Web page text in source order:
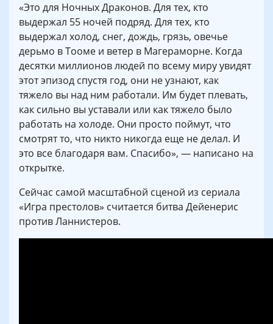
«Это для Ночных Драконов. Для тех, кто
выдержал 55 ночей подряд. Для тех, кто
выдержал холод, снег, дождь, грязь, овечье
дерьмо в Тооме и ветер в Магераморне. Когда
десятки миллионов людей по всему миру увидят
этот эпизод спустя год, они не узнают, как
тяжело вы над ним работали. Им будет плевать,
как сильно вы уставали или как тяжело было
работать на холоде. Они просто поймут, что
смотрят то, что никто никогда еще не делал. И
это все благодаря вам. Спасибо», — написано на
открытке.
Сейчас самой масштабной сценой из сериала
«Игра престолов» считается битва Дейенерис
против Ланнистеров.